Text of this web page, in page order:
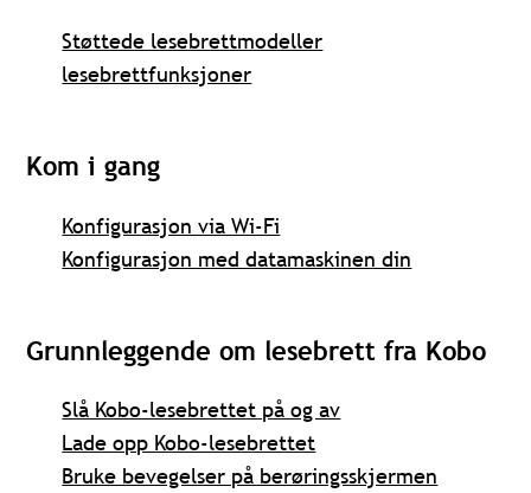
Støttede lesebrettmodeller
lesebrettfunksjoner
Kom igang
Konfigurasjon via Wi-Fi
Konfigurasjon med datamaskinen din
Grunnleggende om lesebrett fra Kobo
Slå Kobo-lesebrettet på og av
Lade opp Kobo-lesebrettet
Bruke bevegelser på berøringsskjermen